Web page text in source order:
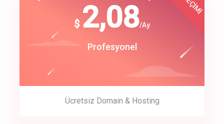
track energy costs
Get Started
$ 2,08/Ay
Profesyonel
Ücretsiz Domain & Hosting
$
180
Start Up